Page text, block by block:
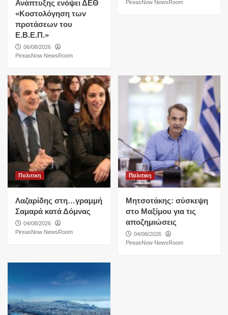
Ανάπτυξης ενόψει ΔΕΘ
«Κοστολόγηση των
προτάσεων του
Ε.Β.Ε.Π.»
06/08/2026
PireasNow NewsRoom
PireasNow NewsRoom
Πολιτικη
Λαζαρίδης στη…γραμμή
Σαμαρά κατά Δόμνας
04/08/2026
PireasNow NewsRoom
Πολιτικη
Μητσοτάκης: σύσκεψη
στο Μαξίμου για τις
αποζημιώσεις
04/08/2026
PireasNow NewsRoom